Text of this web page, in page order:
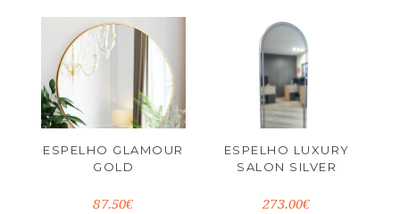
ESPELHO GLAMOUR
GOLD
87.50€
ESPELHO LUXURY
SALON SILVER
273.00€